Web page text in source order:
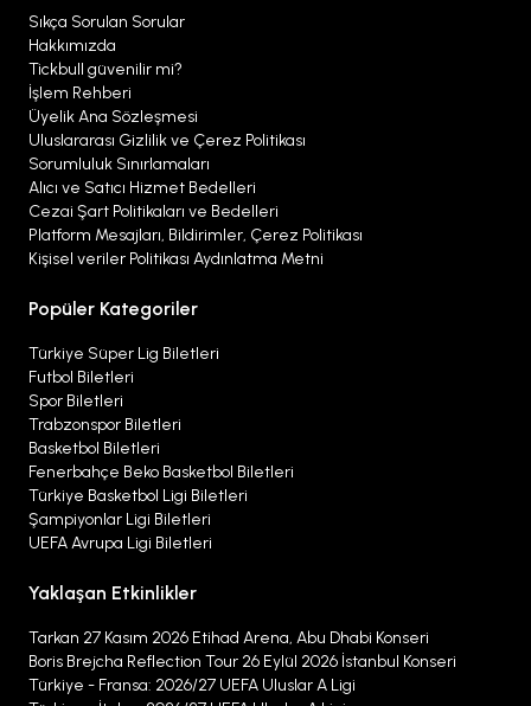
Sıkça Sorulan Sorular
Hakkımızda
Tickbull güvenilir mi?
İşlem Rehberi
Üyelik Ana Sözleşmesi
Uluslararası Gizlilik ve Çerez Politikası
Sorumluluk Sınırlamaları
Alıcı ve Satıcı Hizmet Bedelleri
Cezai Şart Politikaları ve Bedelleri
Platform Mesajları, Bildirimler, Çerez Politikası
Kişisel veriler Politikası Aydınlatma Metni
Popüler Kategoriler
Türkiye Süper Lig Biletleri
Futbol Biletleri
Spor Biletleri
Trabzonspor Biletleri
Basketbol Biletleri
Fenerbahçe Beko Basketbol Biletleri
Türkiye Basketbol Ligi Biletleri
Şampiyonlar Ligi Biletleri
UEFA Avrupa Ligi Biletleri
Yaklaşan Etkinlikler
Tarkan 27 Kasım 2026 Etihad Arena, Abu Dhabi Konseri
Boris Brejcha Reflection Tour 26 Eylül 2026 İstanbul Konseri
Türkiye - Fransa: 2026/27 UEFA Uluslar A Ligi